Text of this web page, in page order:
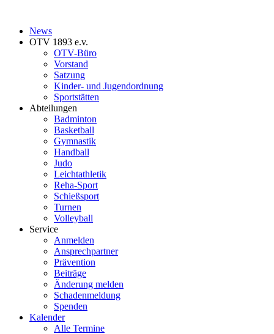
News
OTV 1893 e.v.
OTV-Büro
Vorstand
Satzung
Kinder- und Jugendordnung
Sportstätten
Abteilungen
Badminton
Basketball
Gymnastik
Handball
Judo
Leichtathletik
Reha-Sport
Schießsport
Turnen
Volleyball
Service
Anmelden
Ansprechpartner
Prävention
Beiträge
Änderung melden
Schadenmeldung
Spenden
Kalender
Alle Termine